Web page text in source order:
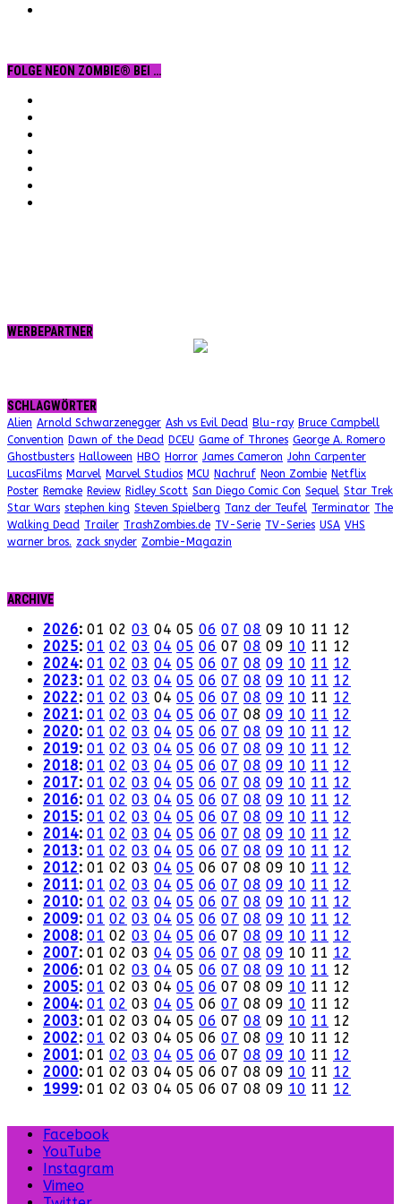
FOLGE NEON ZOMBIE® BEI …
WERBEPARTNER
SCHLAGWÖRTER
Alien Arnold Schwarzenegger Ash vs Evil Dead Blu-ray Bruce Campbell
Convention Dawn of the Dead DCEU Game of Thrones George A. Romero
Ghostbusters Halloween HBO Horror James Cameron John Carpenter
LucasFilms Marvel Marvel Studios MCU Nachruf Neon Zombie Netflix
Poster Remake Review Ridley Scott San Diego Comic Con Sequel Star Trek
Star Wars stephen king Steven Spielberg Tanz der Teufel Terminator The
Walking Dead Trailer TrashZombies.de TV-Serie TV-Series USA VHS
warner bros. zack snyder Zombie-Magazin
ARCHIVE
2026: 01 02 03 04 05 06 07 08 09 10 11 12
2025: 01 02 03 04 05 06 07 08 09 10 11 12
2024: 01 02 03 04 05 06 07 08 09 10 11 12
2023: 01 02 03 04 05 06 07 08 09 10 11 12
2022: 01 02 03 04 05 06 07 08 09 10 11 12
2021: 01 02 03 04 05 06 07 08 09 10 11 12
2020: 01 02 03 04 05 06 07 08 09 10 11 12
2019: 01 02 03 04 05 06 07 08 09 10 11 12
2018: 01 02 03 04 05 06 07 08 09 10 11 12
2017: 01 02 03 04 05 06 07 08 09 10 11 12
2016: 01 02 03 04 05 06 07 08 09 10 11 12
2015: 01 02 03 04 05 06 07 08 09 10 11 12
2014: 01 02 03 04 05 06 07 08 09 10 11 12
2013: 01 02 03 04 05 06 07 08 09 10 11 12
2012: 01 02 03 04 05 06 07 08 09 10 11 12
2011: 01 02 03 04 05 06 07 08 09 10 11 12
2010: 01 02 03 04 05 06 07 08 09 10 11 12
2009: 01 02 03 04 05 06 07 08 09 10 11 12
2008: 01 02 03 04 05 06 07 08 09 10 11 12
2007: 01 02 03 04 05 06 07 08 09 10 11 12
2006: 01 02 03 04 05 06 07 08 09 10 11 12
2005: 01 02 03 04 05 06 07 08 09 10 11 12
2004: 01 02 03 04 05 06 07 08 09 10 11 12
2003: 01 02 03 04 05 06 07 08 09 10 11 12
2002: 01 02 03 04 05 06 07 08 09 10 11 12
2001: 01 02 03 04 05 06 07 08 09 10 11 12
2000: 01 02 03 04 05 06 07 08 09 10 11 12
1999: 01 02 03 04 05 06 07 08 09 10 11 12
Facebook
YouTube
Instagram
Vimeo